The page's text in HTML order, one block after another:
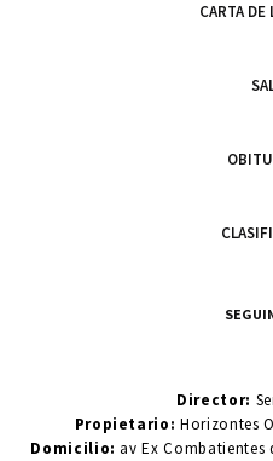
CARTA DE
Director:
Propietario:Horizontes
Domicilio: av Ex Combatientes